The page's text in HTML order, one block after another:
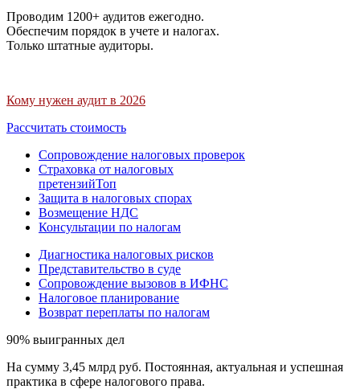
Проводим 1200+ аудитов ежегодно.
Обеспечим порядок в учете и налогах.
Только штатные аудиторы.
Кому нужен аудит в 2026
Рассчитать стоимость
Сопровождение налоговых проверок
Страховка от налоговых
претензийТоп
Защита в налоговых спорах
Возмещение НДС
Консультации по налогам
Диагностика налоговых рисков
Представительство в суде
Сопровождение вызовов в ИФНС
Налоговое планирование
Возврат переплаты по налогам
90% выигранных дел
На сумму 3,45 млрд руб. Постоянная, актуальная и успешная
практика в сфере налогового права.